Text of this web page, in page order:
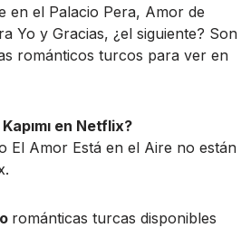
en el Palacio Pera, Amor de
Yo y Gracias, ¿el siguiente? Son
románticos turcos para ver en
en Netflix?
El Amor Está en el Aire no están
románticas turcas disponibles